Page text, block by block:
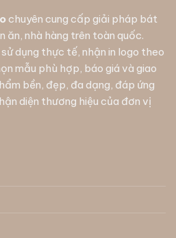
chuyên cung cấp giải pháp bát
ăn, nhà hàng trên toàn quốc.
dụng thực tế, nhận in logo theo
mẫu phù hợp, báo giá và giao
bền, đẹp, đa dạng, đáp ứng
diện thương hiệu của đơn vị